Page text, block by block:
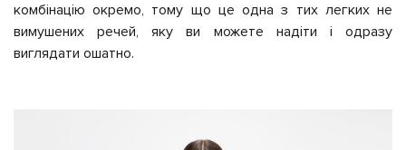
комбінацію окремо, тому що це одна з тих легких не
вимушених речей, яку ви можете надіти і одразу
виглядати ошатно.